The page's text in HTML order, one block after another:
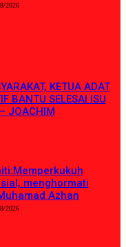
2026
KETUA ADAT
BANTU SELESAI ISU
JOACHIM
menghormati
Azhan
2026